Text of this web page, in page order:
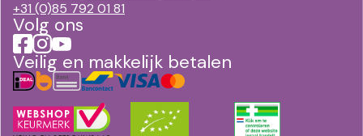
+31 (0)85 792 01 81
Volg ons
Veilig en makkelijk betalen